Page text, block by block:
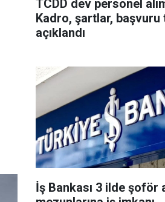
TCDD dev personel
Kadro, şartlar, başvuru
açıklandı
İş Bankası 3 ilde şoför